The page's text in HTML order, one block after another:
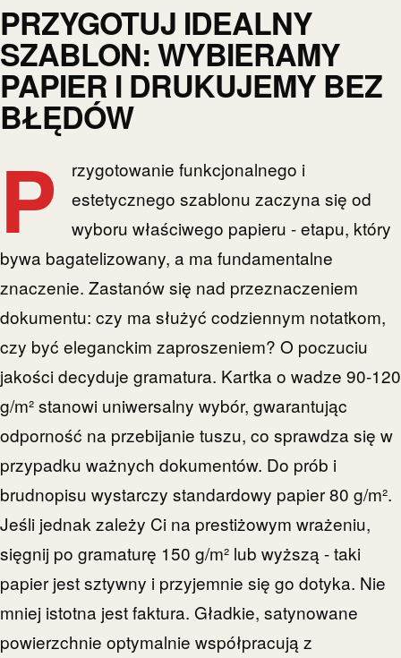
PRZYGOTUJ IDEALNY
SZABLON: WYBIERAMY
PAPIER I DRUKUJEMY BEZ
BŁĘDÓW
P
rzygotowanie funkcjonalnego i
estetycznego szablonu zaczyna się od
wyboru właściwego papieru - etapu, który
bywa bagatelizowany, a ma fundamentalne
znaczenie. Zastanów się nad przeznaczeniem
dokumentu: czy ma służyć codziennym notatkom,
czy być eleganckim zaproszeniem? O poczuciu
jakości decyduje gramatura. Kartka o wadze 90-120
g/m² stanowi uniwersalny wybór, gwarantując
odporność na przebijanie tuszu, co sprawdza się w
przypadku ważnych dokumentów. Do prób i
brudnopisu wystarczy standardowy papier 80 g/m².
Jeśli jednak zależy Ci na prestiżowym wrażeniu,
sięgnij po gramaturę 150 g/m² lub wyższą - taki
papier jest sztywny i przyjemnie się go dotyka. Nie
mniej istotna jest faktura. Gładkie, satynowane
powierzchnie optymalnie współpracują z